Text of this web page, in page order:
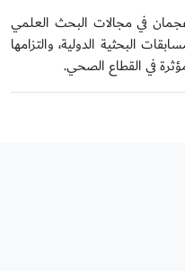
في مجالات البحث العلمي
البحثية الدولية، والتزامها
في القطاع الصحي.